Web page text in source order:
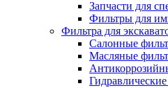
Запчасти для
Фильтры для
Фильтра для
Салонные
Масляные